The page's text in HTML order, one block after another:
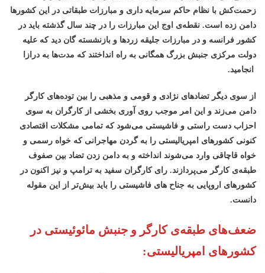
زحمت‌کش با نظام حاکم سرمایه داری و مبارزات طبقاتی در این کشورها
دامن زده است. نقطه‌ی اوج این مبارزات را در چند سال گذشته باید در
کشور فرانسه و در مبارزات جلیقه زردها و بازنشسته گان دید که علیه
دولت مرکزی جنبش بزرگ همگانی به راه انداختند که مدت‌ها به درازا
انجامید.
از سوی دیگر تضادهای نژادی و قومی و مذهبی را بین توده‌های کارگر
دامن می‌زند و این امر موجب روی آوری بخشی از کارگران به سوی
احزاب دست راستی و فاشیستی می‌شود که تمامی مشکلات اقتصادی
کنونی کشورهای امپریالیستی را به گردن مهاجرانی که خواه رسمی و
خواه قاچاقی وارد می‌شوند انداخته و به دامن زدن تضاد بین صفوف
طبقه‌ی کارگر می‌پردازند. رای کارگران سفید به ترامپ و نیز اکنون در
کشورهای اروپایی به جناح های فاشیستی را باید بیش‌تر از این مقوله
دانست.
ضعف‌های طبقه‌ی کارگر و جنبش مائوئیستی در
کشورهای امپریالیستی: